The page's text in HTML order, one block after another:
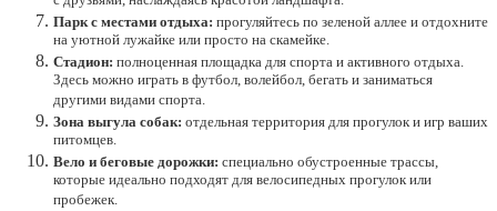
Парк с местами отдыха: прогуляйтесь по зеленой аллее и отдохните
на уютной лужайке или просто на скамейке.
Стадион: полноценная площадка для спорта и активного отдыха.
Здесь можно играть в футбол, волейбол, бегать и заниматься
другими видами спорта.
Зона выгула собак: отдельная территория для прогулок и игр ваших
питомцев.
Вело и беговые дорожки: специально обустроенные трассы,
которые идеально подходят для велосипедных прогулок или
пробежек.